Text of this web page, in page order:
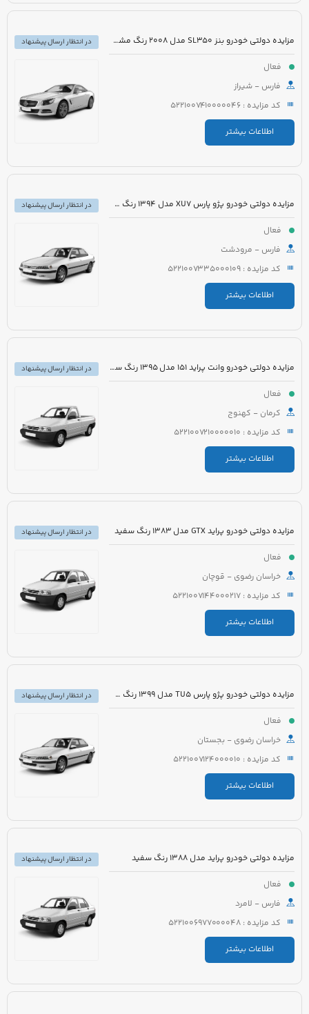
مزایده دولتی خودرو بنز SL350 مدل 2008 رنگ مشکی روغنی
فعال
فارس - شیراز
کد مزایده : 5221007410000046
اطلاعات بیشتر
در انتظار ارسال پیشنهاد
مزایده دولتی خودرو پژو پارس XU7 مدل 1394 رنگ سفید روغنی
فعال
فارس - مرودشت
کد مزایده : 5221007335000109
اطلاعات بیشتر
در انتظار ارسال پیشنهاد
مزایده دولتی خودرو وانت پراید 151 مدل 1395 رنگ سفید
فعال
کرمان - کهنوج
کد مزایده : 5221007210000010
اطلاعات بیشتر
در انتظار ارسال پیشنهاد
مزایده دولتی خودرو پراید GTX مدل 1383 رنگ سفید
فعال
خراسان رضوی - قوچان
کد مزایده : 5221007144000217
اطلاعات بیشتر
در انتظار ارسال پیشنهاد
مزایده دولتی خودرو پژو پارس TU5 مدل 1399 رنگ سفید
فعال
خراسان رضوی - بجستان
کد مزایده : 5221007124000010
اطلاعات بیشتر
در انتظار ارسال پیشنهاد
مزایده دولتی خودرو پراید مدل 1388 رنگ سفید
فعال
فارس - لامرد
کد مزایده : 5221006977000048
اطلاعات بیشتر
در انتظار ارسال پیشنهاد